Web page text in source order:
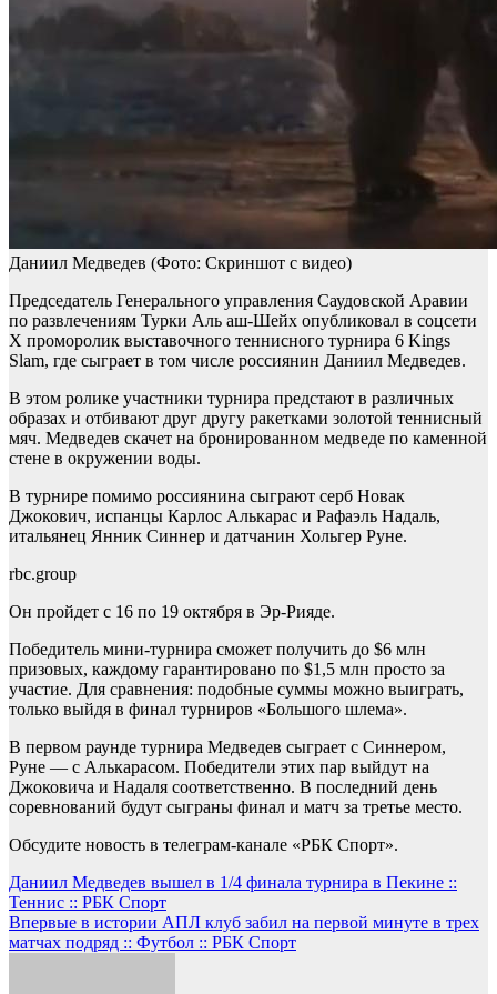
Даниил Медведев (Фото: Скриншот с видео)
Председатель Генерального управления Саудовской Аравии
по развлечениям Турки Аль аш-Шейх опубликовал в соцсети
Х проморолик выставочного теннисного турнира 6 Kings
Slam, где сыграет в том числе россиянин Даниил Медведев.
В этом ролике участники турнира предстают в различных
образах и отбивают друг другу ракетками золотой теннисный
мяч. Медведев скачет на бронированном медведе по каменной
стене в окружении воды.
В турнире помимо россиянина сыграют серб Новак
Джокович, испанцы Карлос Алькарас и Рафаэль Надаль,
итальянец Янник Синнер и датчанин Хольгер Руне.
rbc.group
Он пройдет с 16 по 19 октября в Эр-Рияде.
Победитель мини-турнира сможет получить до $6 млн
призовых, каждому гарантировано по $1,5 млн просто за
участие. Для сравнения: подобные суммы можно выиграть,
только выйдя в финал турниров «Большого шлема».
В первом раунде турнира Медведев сыграет с Синнером,
Руне — с Алькарасом. Победители этих пар выйдут на
Джоковича и Надаля соответственно. В последний день
соревнований будут сыграны финал и матч за третье место.
Обсудите новость в телеграм-канале «РБК Спорт».
Навигация
по
записям
Даниил Медведев вышел в 1/4 финала турнира в Пекине ::
Теннис :: РБК Спорт
Впервые в истории АПЛ клуб забил на первой минуте в трех
матчах подряд :: Футбол :: РБК Спорт